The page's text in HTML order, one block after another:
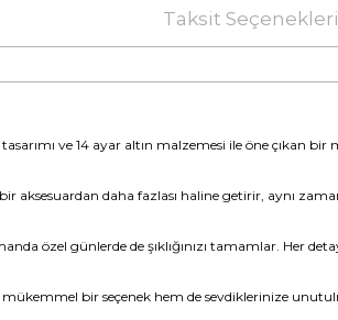
Taksit Seçenekleri
ve 14 ayar altın malzemesi ile öne çıkan bir
daha fazlası haline getirir, aynı
özel günlerde de şıklığınızı tamamlar. Her
bir seçenek hem de sevdiklerinize